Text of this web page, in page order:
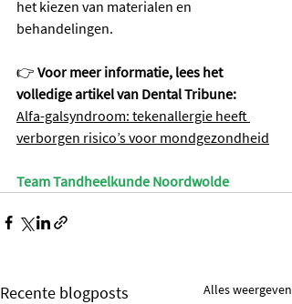
het kiezen van materialen en
behandelingen.
👉 Voor meer informatie, lees het
volledige artikel van Dental Tribune:
Alfa-galsyndroom: tekenallergie heeft
verborgen risico’s voor mondgezondheid
Team Tandheelkunde Noordwolde
Recente blogposts Alles weergeven